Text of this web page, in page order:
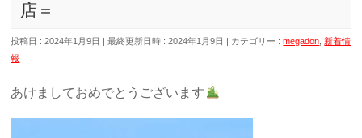
店＝
投稿日 : 2024年1月9日 最終更新日時 : 2024年1月9日 カテゴリー :megadon 新着情
報
あけましておめでとうございます